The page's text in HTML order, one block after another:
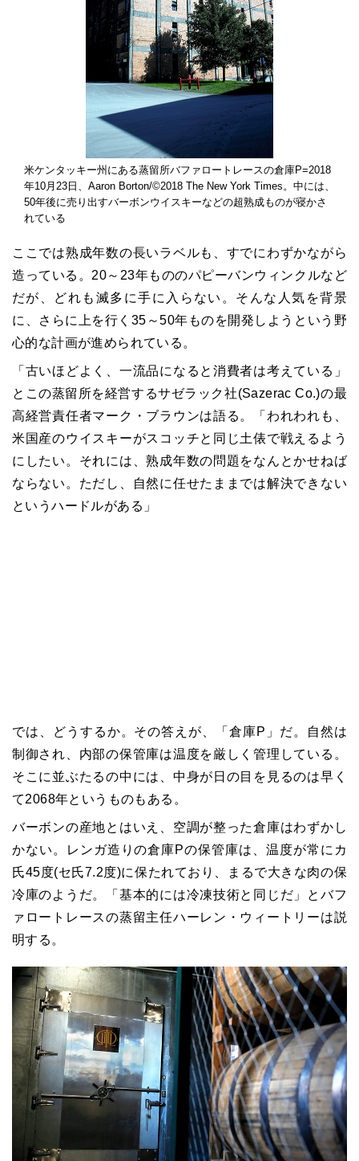
米ケンタッキー州にある蒸留所バファロートレースの倉庫P=2018
年10月23日、Aaron Borton/©2018 The New York Times。中には、
50年後に売り出すバーボンウイスキーなどの超熟成ものが寝かさ
れている
ここでは熟成年数の長いラベルも、すでにわずかながら
造っている。20～23年もののパピーバンウィンクルなど
だが、どれも滅多に手に入らない。そんな人気を背景
に、さらに上を行く35～50年ものを開発しようという野
心的な計画が進められている。
「古いほどよく、一流品になると消費者は考えている」
とこの蒸留所を経営するサゼラック社(Sazerac Co.)の最
高経営責任者マーク・ブラウンは語る。「われわれも、
米国産のウイスキーがスコッチと同じ土俵で戦えるよう
にしたい。それには、熟成年数の問題をなんとかせねば
ならない。ただし、自然に任せたままでは解決できない
というハードルがある」
では、どうするか。その答えが、「倉庫P」だ。自然は
制御され、内部の保管庫は温度を厳しく管理している。
そこに並ぶたるの中には、中身が日の目を見るのは早く
て2068年というものもある。
バーボンの産地とはいえ、空調が整った倉庫はわずかし
かない。レンガ造りの倉庫Pの保管庫は、温度が常にカ
氏45度(セ氏7.2度)に保たれており、まるで大きな肉の保
冷庫のようだ。「基本的には冷凍技術と同じだ」とバフ
ァロートレースの蒸留主任ハーレン・ウィートリーは説
明する。